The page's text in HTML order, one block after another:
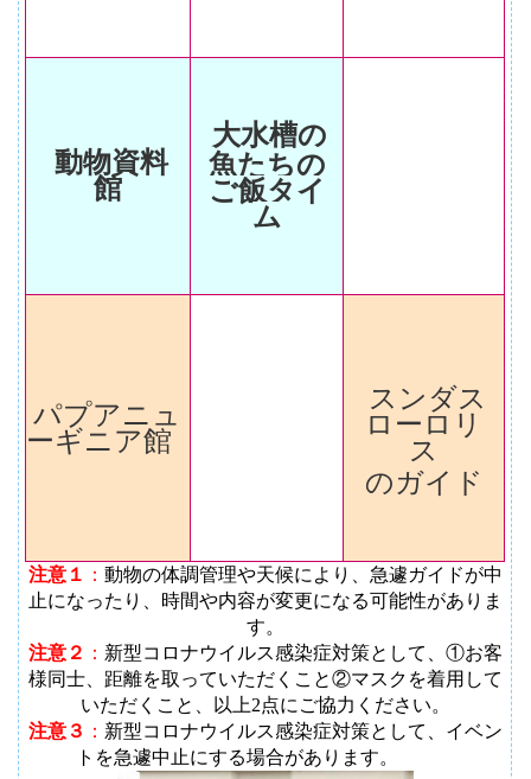
動物資料
館
大水槽の
魚たちの
ご飯タイ
ム
パプアニュ
ーギニア館
スンダス
ローロリ
ス
のガイド
注意１ ： 動物の体調管理や天候により、急遽ガイドが中
止になったり、時間や内容が変更になる可能性がありま
す。
注意２ ： 新型コロナウイルス感染症対策として、①お客
様同士、距離を取っていただくこと②マスクを着用して
いただくこと、以上2点にご協力ください。
注意３ ： 新型コロナウイルス感染症対策として、イベン
トを急遽中止にする場合があります。